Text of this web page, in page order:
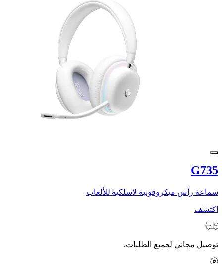
G735
سماعة رأس ميكروفونية لاسلكية للألعاب
اكتشف
توصيل مجاني لجميع الطلبات.